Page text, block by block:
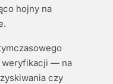
hojny na
weryfikacji — na
czy